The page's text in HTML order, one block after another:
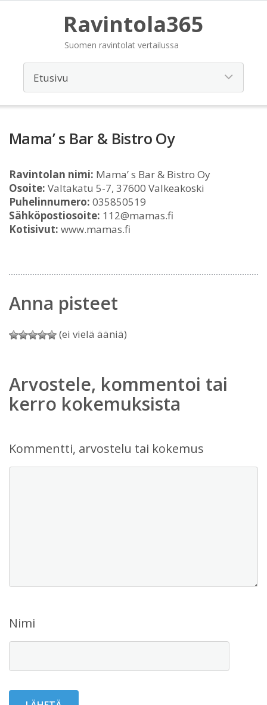
Ravintola365
Suomen ravintolat vertailussa
Mama’ s Bar & Bistro Oy
Ravintolan nimi: Mama’ s Bar & Bistro Oy
Osoite: Valtakatu 5-7, 37600 Valkeakoski
Puhelinnumero: 035850519
Sähköpostiosoite: 112@mamas.fi
Kotisivut: www.mamas.fi
Anna pisteet
(ei vielä ääniä)
Arvostele, kommentoi tai
kerro kokemuksista
Kommentti, arvostelu tai kokemus
Nimi